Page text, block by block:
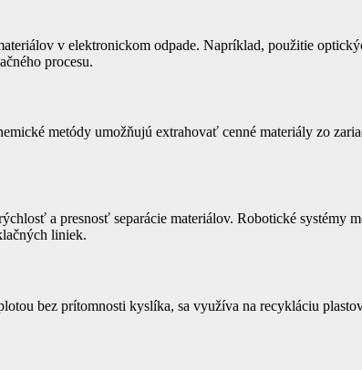
v elektronickom odpade. Napríklad, použitie
procesu.
metódy umožňujú extrahovať cenné materiály zo
a presnosť separácie materiálov. Robotické systémy
liniek.
bez prítomnosti kyslíka, sa využíva na recykláciu